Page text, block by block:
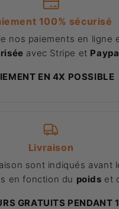
100% sécurisé
nos paiements en ligne
avec Stripe et
EN 4X POSSIBLE
Livraison
sont indiqués avant
en fonction du poids et
GRATUITS PENDANT